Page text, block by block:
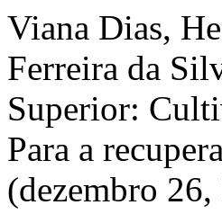
Viana Dias,
Ferreira da
Superior:
Para a
(dezembro